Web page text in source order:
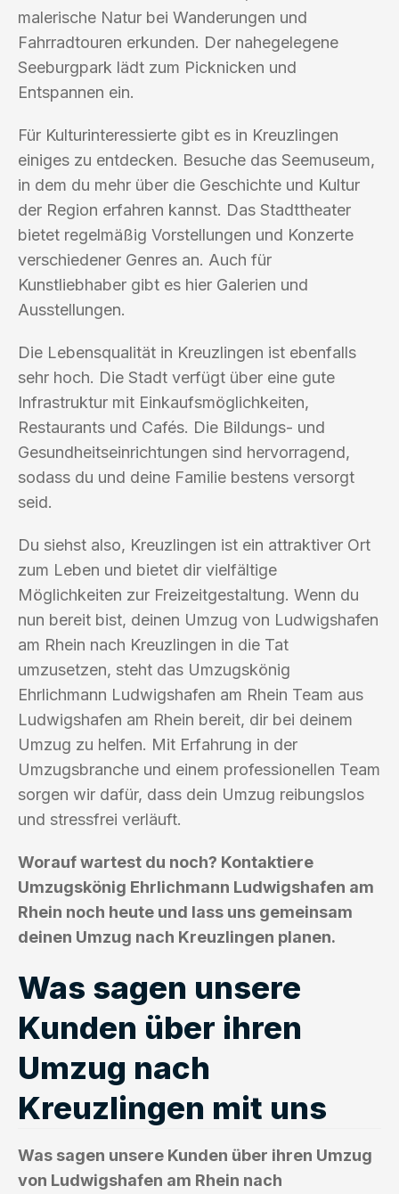
malerische Natur bei Wanderungen und
Fahrradtouren erkunden. Der nahegelegene
Seeburgpark lädt zum Picknicken und
Entspannen ein.
Für Kulturinteressierte gibt es in Kreuzlingen
einiges zu entdecken. Besuche das Seemuseum,
in dem du mehr über die Geschichte und Kultur
der Region erfahren kannst. Das Stadttheater
bietet regelmäßig Vorstellungen und Konzerte
verschiedener Genres an. Auch für
Kunstliebhaber gibt es hier Galerien und
Ausstellungen.
Die Lebensqualität in Kreuzlingen ist ebenfalls
sehr hoch. Die Stadt verfügt über eine gute
Infrastruktur mit Einkaufsmöglichkeiten,
Restaurants und Cafés. Die Bildungs- und
Gesundheitseinrichtungen sind hervorragend,
sodass du und deine Familie bestens versorgt
seid.
Du siehst also, Kreuzlingen ist ein attraktiver Ort
zum Leben und bietet dir vielfältige
Möglichkeiten zur Freizeitgestaltung. Wenn du
nun bereit bist, deinen Umzug von Ludwigshafen
am Rhein nach Kreuzlingen in die Tat
umzusetzen, steht das Umzugskönig
Ehrlichmann Ludwigshafen am Rhein Team aus
Ludwigshafen am Rhein bereit, dir bei deinem
Umzug zu helfen. Mit Erfahrung in der
Umzugsbranche und einem professionellen Team
sorgen wir dafür, dass dein Umzug reibungslos
und stressfrei verläuft.
Worauf wartest du noch? Kontaktiere
Umzugskönig Ehrlichmann Ludwigshafen am
Rhein noch heute und lass uns gemeinsam
deinen Umzug nach Kreuzlingen planen.
Was sagen unsere
Kunden über ihren
Umzug nach
Kreuzlingen mit uns
Was sagen unsere Kunden über ihren Umzug
von Ludwigshafen am Rhein nach